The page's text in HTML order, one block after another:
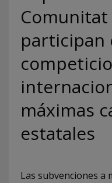
Comunitat
participan
máximas
estatales
Las subvenciones a